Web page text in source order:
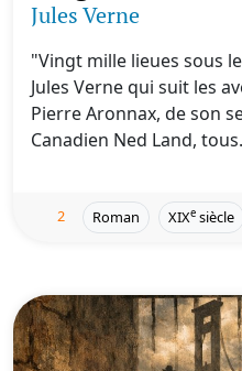
Jules Verne
"Vingt mille lieues sous
Jules Verne qui suit les
Pierre Aronnax, de son
Canadien Ned Land,
2 Roman XIXe siècle